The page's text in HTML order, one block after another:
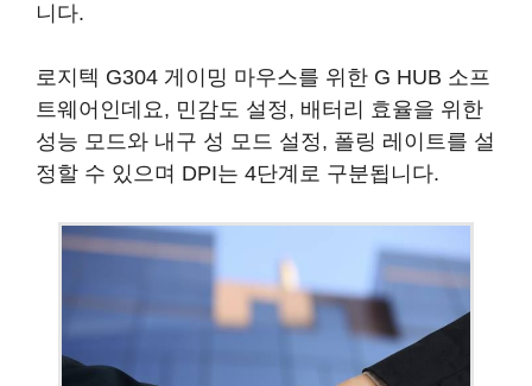
니다.
로지텍 G304 게이밍 마우스를 위한 G HUB 소프
트웨어인데요, 민감도 설정, 배터리 효율을 위한
성능 모드와 내구 성 모드 설정, 폴링 레이트를 설
정할 수 있으며 DPI는 4단계로 구분됩니다.